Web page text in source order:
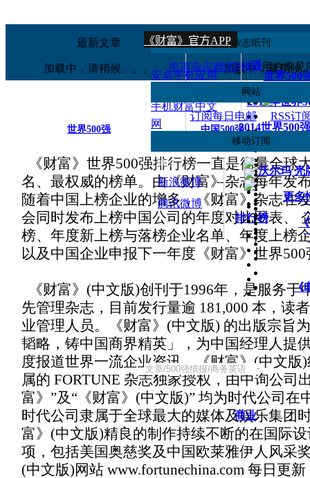
最新文章
加载中，请稍候。。。
热读文章
加载中，请稍候
500强
世界500
2014年世界
2014世界500
世界500
沃尔玛 壳
更多
排行榜
商业
《
移动应用
《财富》iPad版
安卓手机应用
手机财富中文
网
--
-- 用户常见
订阅 杂志纸刊
申请杂志赠阅
网站
订阅每日电邮 RSS订
移动订阅
微信
新浪微博
腾讯微博
--
--
--
世界500强 中国500强
《财富》世界500强排行榜一直是衡量全球
名、最权威的榜单。由《财富》杂志每年发
随着中国上榜企业的增多，《财富》杂志在
会同时发布上榜中国公司的年度对比图表、
榜、年度新上榜与落榜企业名单、年度上榜
以及中国企业申报下一年度《财富》世界
《财富》(中文版)创刊于1996年，是服务于
先管理杂志，目前发行量逾 181,000 本，读
业管理人员。《财富》(中文版) 的出版宗旨
韬略，铸中国商界精英」，为中国经理人提
度报道世界一流企业资讯。《财富》(中文版
属的 FORTUNE 杂志独家授权，由中询公司
富》”及“《财富》(中文版)” 均为时代公司在
时代公司隶属于全球最大的媒体及娱乐集团
富》(中文版)精良的制作持续不断的在国际
项，包括美国奥慈奖及中国欧莱雅伊人风采
(中文版)网站 www.fortunechina.com 每日更